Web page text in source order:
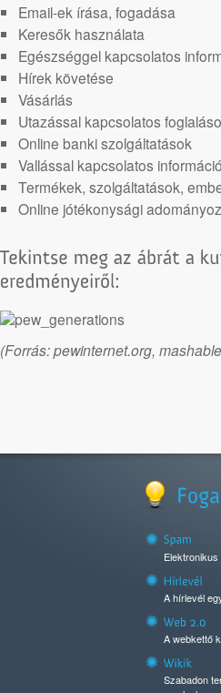
Email-ek írása, fogadása
Keresők használata
Egészséggel kapcsolatos
Hírek követése
Vásárlás
Utazással kapcsolatos
Online banki szolgáltatások
Vallással kapcsolatos
Termékek, szolgáltatások,
Online jótékonysági
(Forrás:pewinternet.org,
A hírlevél
A webkettő
Szabadon